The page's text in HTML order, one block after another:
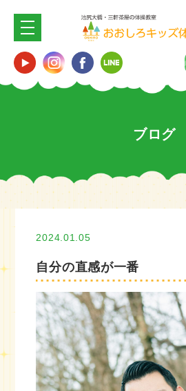
ブログ
2024.01.05
自分の直感が一番